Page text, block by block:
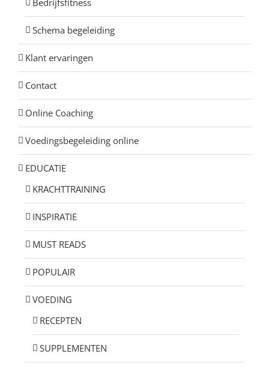
Bedrijfsfitness
Schema begeleiding
Klant ervaringen
Contact
Online Coaching
Voedingsbegeleiding online
EDUCATIE
KRACHTTRAINING
INSPIRATIE
MUST READS
POPULAIR
VOEDING
RECEPTEN
SUPPLEMENTEN